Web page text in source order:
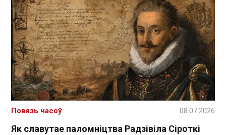
Як славутае паломніцтва Радзівіла Сіроткі
Повязь часоў 08.07.2026